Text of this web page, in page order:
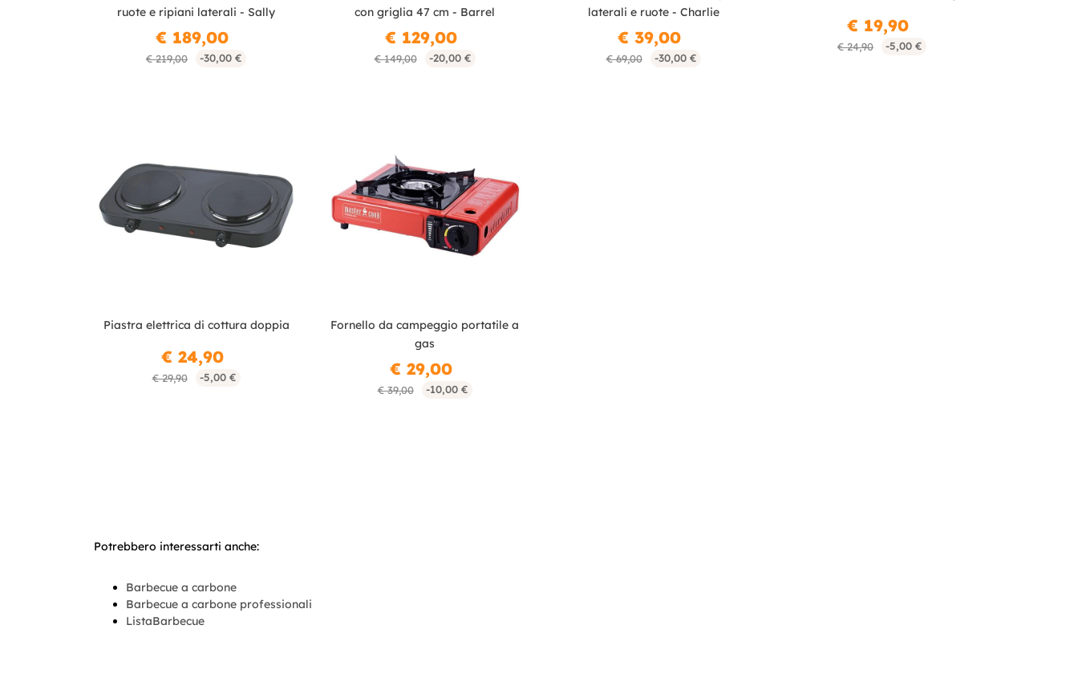
ruote e ripiani laterali - Sally
€ 219,00 -30,00 €
€ 189,00
con griglia 47 cm - Barrel
€ 149,00 -20,00 €
€ 129,00
laterali e ruote - Charlie
€ 69,00 -30,00 €
€ 39,00 € 24,90 -5,00 €
€ 19,90
Piastra elettrica di cottura doppia
€ 29,90 -5,00 €
€ 24,90
Fornello da campeggio portatile a
gas
€ 39,00 -10,00 €
€ 29,00
Potrebbero interessarti anche:
Barbecue a carbone
Barbecue a carbone professionali
ListaBarbecue